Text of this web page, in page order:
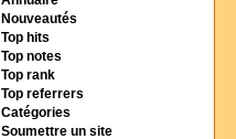
Nouveautés
Top hits
Top notes
Top rank
Top referrers
Catégories
Soumettre un site